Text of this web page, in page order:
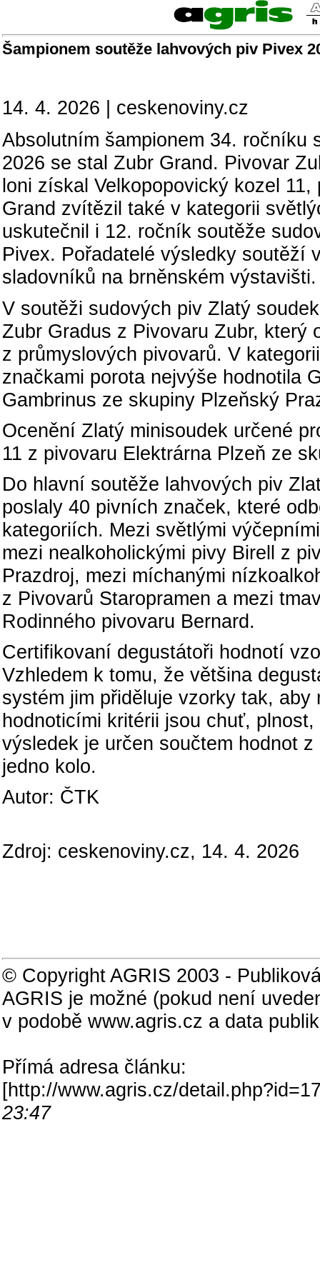
Šampionem soutěže lahvových piv Pivex
14. 4. 2026 | ceskenoviny.cz
Absolutním šampionem 34. ročníku
2026 se stal Zubr Grand. Pivovar
loni získal Velkopopovický kozel
Grand zvítězil také v kategorii
uskutečnil i 12. ročník soutěže
Pivex. Pořadatelé výsledky soutěží
sladovníků na brněnském výstavišti.
V soutěži sudových piv Zlatý
Zubr Gradus z Pivovaru Zubr, který
z průmyslových pivovarů. V
značkami porota nejvýše hodnotila
Gambrinus ze skupiny Plzeňský
Ocenění Zlatý minisoudek určené
11 z pivovaru Elektrárna Plzeň ze
Do hlavní soutěže lahvových piv
poslaly 40 pivních značek, které
kategoriích. Mezi světlými
mezi nealkoholickými pivy Birell z
Prazdroj, mezi míchanými
z Pivovarů Staropramen a mezi
Rodinného pivovaru Bernard.
Certifikovaní degustátoři hodnotí
Vzhledem k tomu, že většina
systém jim přiděluje vzorky tak,
hodnoticími kritérii jsou chuť,
výsledek je určen součtem hodnot
jedno kolo.
Autor: ČTK
Zdroj: ceskenoviny.cz, 14. 4. 2026
© Copyright AGRIS 2003 -
AGRIS je možné (pokud není
v podobě www.agris.cz a data
Přímá adresa článku:
[http://www.agris.cz/
23:47